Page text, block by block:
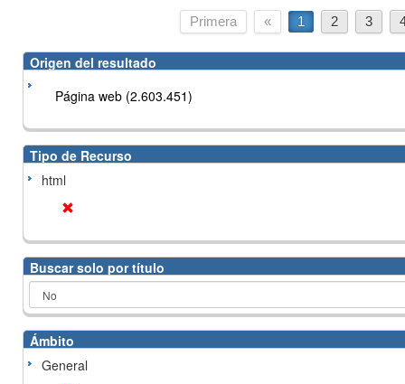
Primera « 1 2 3
Origen del resultado
Página web (2.603.451)
Tipo de Recurso
html
Buscar solo por título
Ámbito
General